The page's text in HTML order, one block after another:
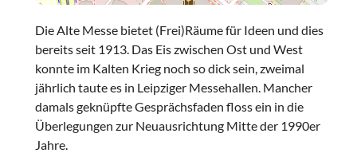
Die Alte Messe bietet (Frei)Räume für Ideen und dies
bereits seit 1913. Das Eis zwischen Ost und West
konnte im Kalten Krieg noch so dick sein, zweimal
jährlich taute es in Leipziger Messehallen. Mancher
damals geknüpfte Gesprächsfaden floss ein in die
Überlegungen zur Neuausrichtung Mitte der 1990er
Jahre.